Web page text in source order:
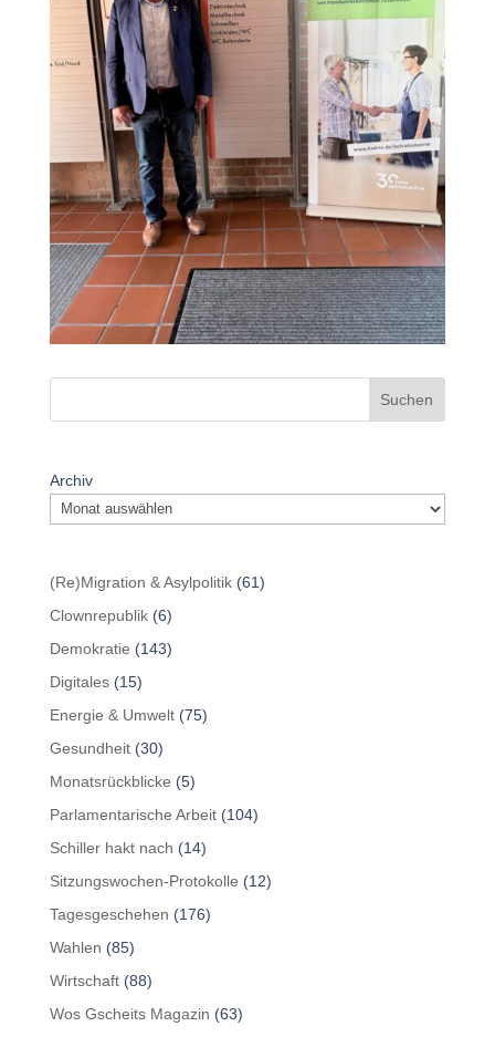
Suchen
Archiv
(Re)Migration & Asylpolitik(61)
Clownrepublik(6)
Demokratie (143)
Digitales(15)
Energie & Umwelt(75)
Gesundheit(30)
Monatsrückblicke (5)
Parlamentarische Arbeit(104)
Schiller hakt nach (14)
Sitzungswochen-Protokolle (12)
Tagesgeschehen (176)
Wahlen (85)
Wirtschaft(88)
Wos Gscheits Magazin (63)